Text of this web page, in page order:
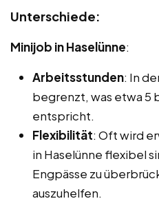
Unterschiede:
Minijob in Haselünne:
Arbeitsstunden: In
begrenzt, was etwa 5
entspricht.
Flexibilität: Oft wird
in Haselünne flexibel
Engpässe zu
auszuhelfen.